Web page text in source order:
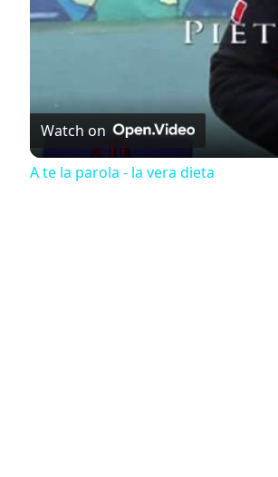
Watch on
A te la parola - la vera dieta